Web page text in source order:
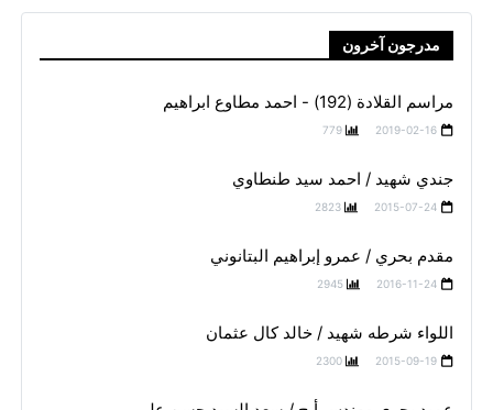
مدرجون آخرون
مراسم القلادة (192) - احمد مطاوع ابراهيم
2019-02-16
779
جندي شهيد / احمد سيد طنطاوي
2015-07-24
2823
مقدم بحري / عمرو إبراهيم البتانوني
2016-11-24
2945
اللواء شرطه شهيد / خالد كال عثمان
2015-09-19
2300